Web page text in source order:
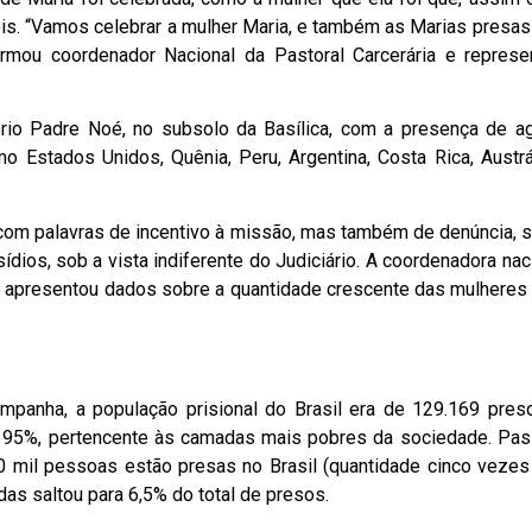
“Vamos celebrar a mulher Maria, e também as Marias
coordenador Nacional da Pastoral Carcerária e
Padre Noé, no subsolo da Basílica, com a presença de
Unidos, Quênia, Peru, Argentina, Costa Rica,
palavras de incentivo à missão, mas também de denúncia,
sob a vista indiferente do Judiciário. A coordenadora
dados sobre a quantidade crescente das
a população prisional do Brasil era de 129.169
pertencente às camadas mais pobres da sociedade.
mil pessoas estão presas no Brasil (quantidade cinco
saltou para 6,5% do total de presos.